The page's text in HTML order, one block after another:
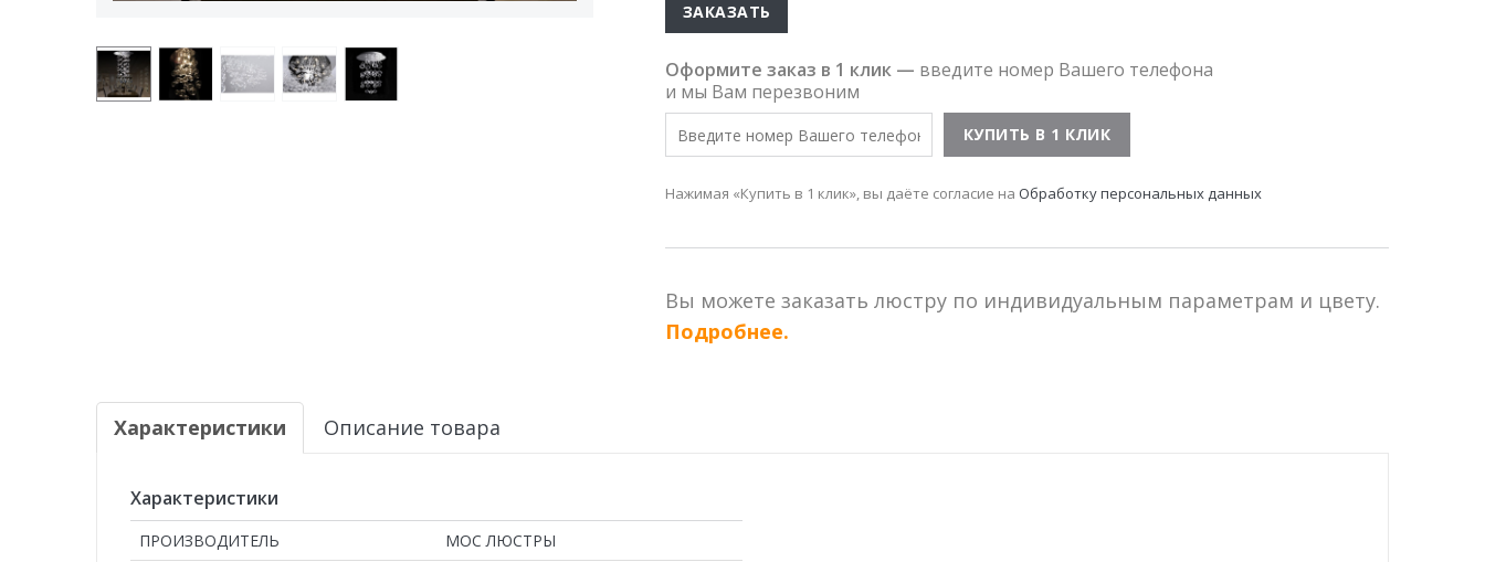
ЗАКАЗАТЬ
Оформите заказ в 1 клик — введите номер Вашего телефона
и мы Вам перезвоним
Нажимая «Купить в 1 клик», вы даёте согласие на Обработку персональных данных
Вы можете заказать люстру по индивидуальным параметрам и цвету.
Подробнее.
Характеристики Описание товара
Характеристики
ПРОИЗВОДИТЕЛЬ МОС ЛЮСТРЫ